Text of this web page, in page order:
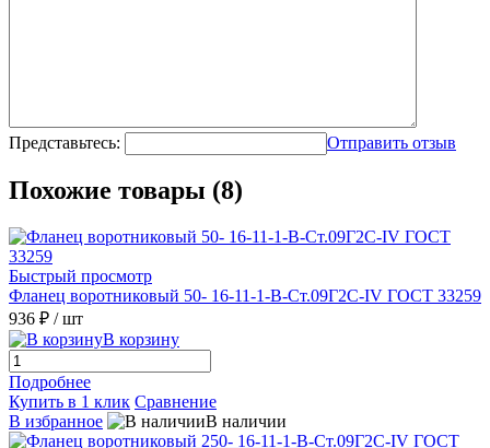
Представьтесь: Отправить отзыв
Похожие товары (8)
Быстрый просмотр
Фланец воротниковый 50- 16-11-1-B-Ст.09Г2С-IV ГОСТ 33259
936 ₽ / шт
В корзину
Подробнее
Купить в 1 клик Сравнение
В избранное
В наличии